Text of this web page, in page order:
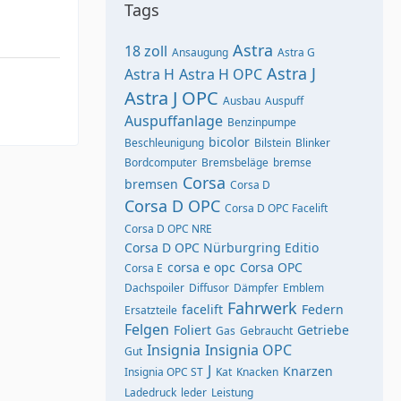
Tags
18 zoll Ansaugung Astra Astra G
Astra H Astra H OPC Astra J
Astra J OPC Ausbau Auspuff
Auspuffanlage Benzinpumpe
Beschleunigung bicolor Bilstein Blinker
Bordcomputer Bremsbeläge bremse
bremsen Corsa Corsa D
Corsa D OPC Corsa D OPC Facelift
Corsa D OPC NRE
Corsa D OPC Nürburgring Editio
Corsa E corsa e opc Corsa OPC
Dachspoiler Diffusor Dämpfer Emblem
Ersatzteile facelift Fahrwerk Federn
Felgen Foliert Gas Gebraucht Getriebe
Gut Insignia Insignia OPC
Insignia OPC ST J Kat Knacken Knarzen
Ladedruck leder Leistung